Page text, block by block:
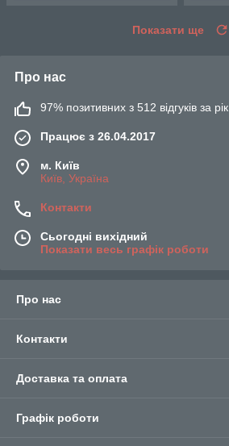
Показати ще
Про нас
97% позитивних з 512 відгуків за рік
Працює з 26.04.2017
м. Київ
Київ, Україна
Контакти
Сьогодні вихідний
Показати весь графік роботи
Про нас
Контакти
Доставка та оплата
Графік роботи